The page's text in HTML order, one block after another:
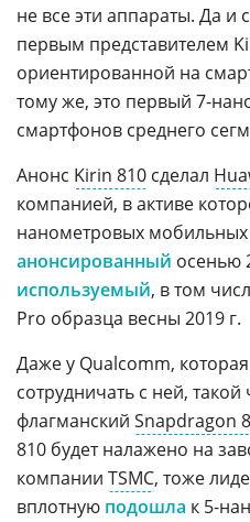
не все эти аппараты. Да и
первым представителем
ориентированной на
тому же, это первый 7-
смартфонов среднего
Анонс Kirin 810 сделал
компанией, в активе
нанометровых
анонсированный осенью
используемый, в том
Pro образца весны 2019 г.
Даже у Qualcomm,
сотрудничать с ней,
флагманский Snapdragon
810 будет налажено на
компании TSMC, тоже
вплотную подошла к 5-